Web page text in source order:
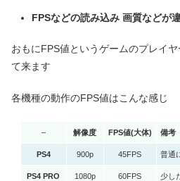
FPSなどの読み込み 画質などが
おもにFPS値というゲームのプレイ
て来ます
各機種の動作のFPS値はこんな感じ
– 解像度 FPS値(大体) 備考
PS4 900p 45FPS 普通
PS4 PRO 1080p 60FPS 少し